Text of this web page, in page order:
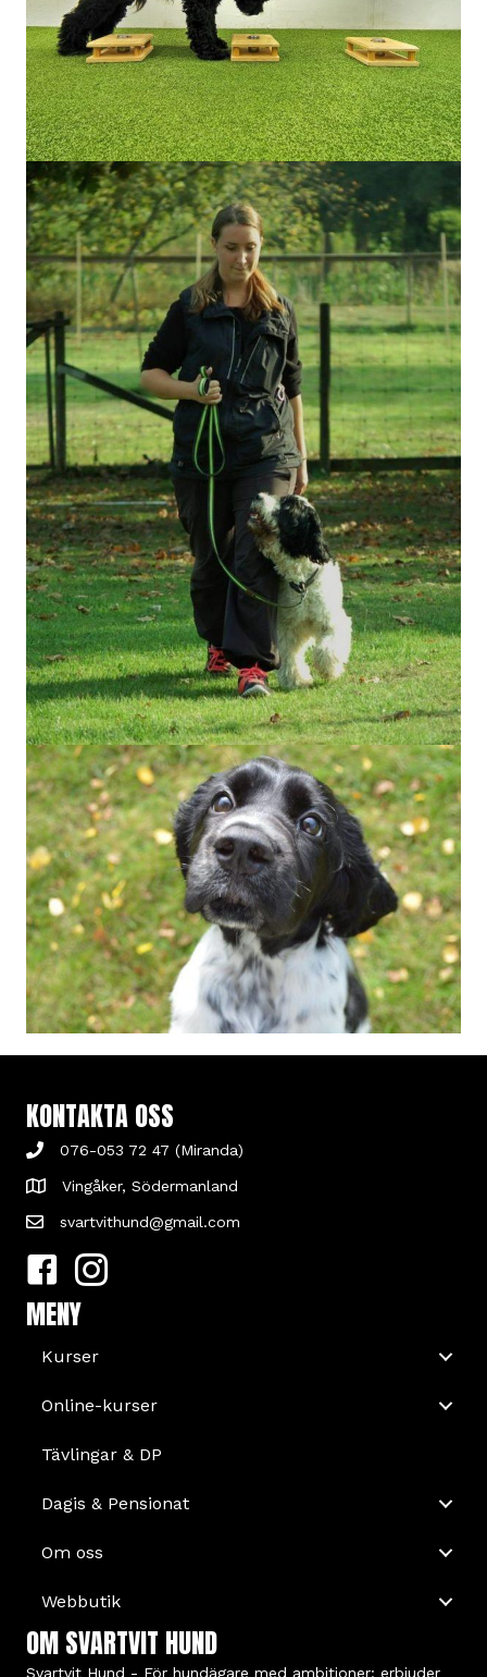
KONTAKTA OSS
076-053 72 47 (Miranda)
Vingåker, Södermanland
svartvithund@gmail.com
MENY
Kurser
Online-kurser
Tävlingar & DP
Dagis & Pensionat
Om oss
Webbutik
OM SVARTVIT HUND
Svartvit Hund - För hundägare med ambitioner: erbjuder